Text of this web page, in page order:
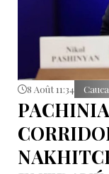
8 Août 11:34